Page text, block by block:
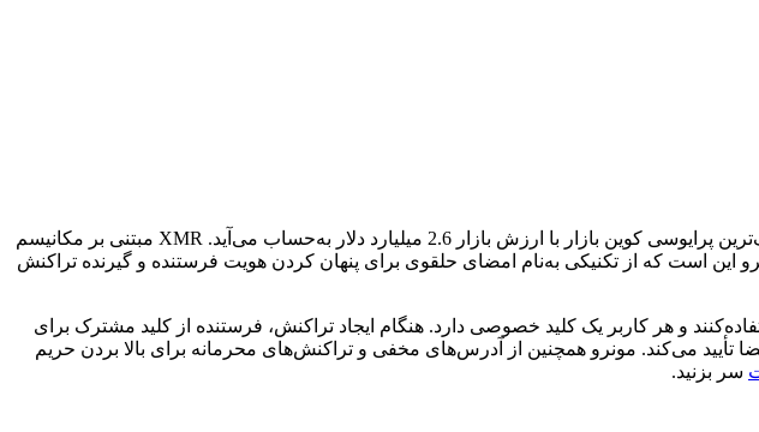
مونرو در سال 2014 با تمرکز بر حفظ حریم خصوصی و ناشناس بودن عرضه گردید. در حال حاضر، مونرو بزرگ‌ترین پرایوسی کوین بازار با ارزش بازار 2.6 میلیارد دلار به‌حساب می‌آید. XMR مبتنی بر مکانیسم
است که از تکنیکی به‌نام امضای حلقوی برای پنهان کردن هویت فرستنده و گیرنده تراکنش
و هر کاربر یک کلید خصوصی دارد. هنگام ایجاد تراکنش، فرستنده از کلید مشترک برای
تأیید می‌کند. مونرو همچنین از آدرس‌های مخفی و تراکنش‌های محرمانه برای بالا بردن حریم
سر بزنید.